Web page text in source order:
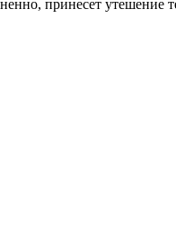
принесет утешение